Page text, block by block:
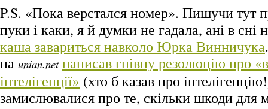
P.S. «Пока верстался номер». Пишучи тут
пуки і каки, я й думки не гадала, ані в сні
каша завариться навколо Юрка Винничука
на unian.net написав гнівну резолюцію про
інтелігенції» (хто б казав про
замислювалися про те, скільки шкоди для